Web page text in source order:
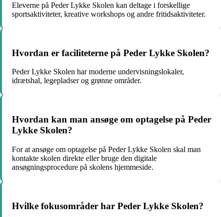
Eleverne på Peder Lykke Skolen kan deltage i forskellige
sportsaktiviteter, kreative workshops og andre fritidsaktiviteter.
Hvordan er faciliteterne på Peder Lykke Skolen?
Peder Lykke Skolen har moderne undervisningslokaler,
idrætshal, legepladser og grønne områder.
Hvordan kan man ansøge om optagelse på Peder
Lykke Skolen?
For at ansøge om optagelse på Peder Lykke Skolen skal man
kontakte skolen direkte eller bruge den digitale
ansøgningsprocedure på skolens hjemmeside.
Hvilke fokusområder har Peder Lykke Skolen?